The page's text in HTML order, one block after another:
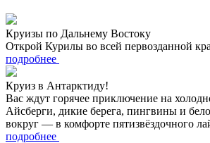
Круизы по Дальнему Востоку
Открой Курилы во всей первозданной
подробнее
Круиз в Антарктиду!
Вас ждут горячее приключение на
Айсберги, дикие берега, пингвины и
вокруг — в комфорте пятизвёздочного
подробнее